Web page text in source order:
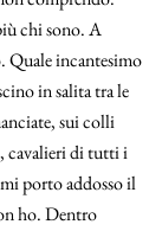
chi sono. A
Quale incantesimo
in salita tra le
sui colli
cavalieri di tutti i
porto addosso il
ho. Dentro